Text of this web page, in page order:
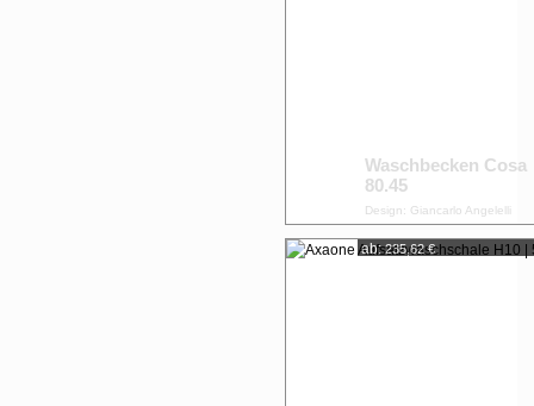
Waschbecken Cosa
80.45
Design: Giancarlo Angelelli
ab: 235,62 €